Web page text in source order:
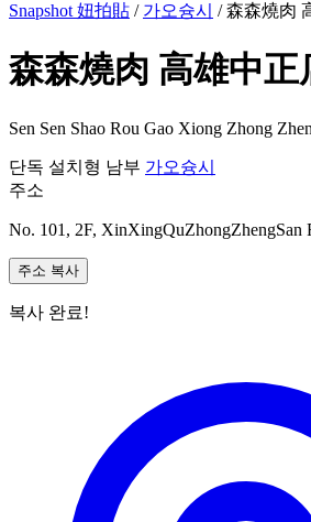
Snapshot 妞拍貼 / 가오슝시 / 森森燒肉
森森燒肉 高雄中正
Sen Sen Shao Rou Gao Xiong Zhong
단독 설치형 남부 가오슝시
주소
No. 101, 2F, XinXingQuZhongZhengSan
주소 복사
복사 완료!